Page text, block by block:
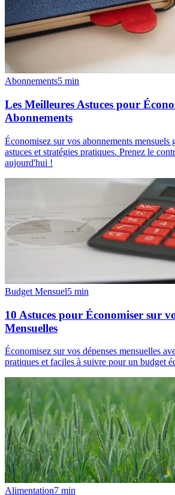
Abonnements5 min
Les Meilleures Astuces pour
Abonnements
Économisez sur vos abonnements mensuels
astuces et stratégies pratiques. Prenez le
aujourd'hui !
Budget Mensuel5 min
10 Astuces pour Économiser sur
Mensuelles
Économisez sur vos dépenses mensuelles
pratiques et faciles à suivre pour un budget
Alimentation7 min